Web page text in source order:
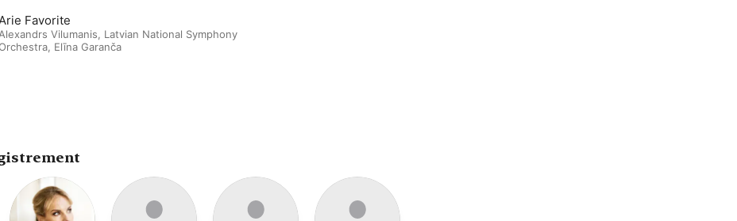
Favorite
Alexandrs Vilumanis, Latvian National Symphony
, Elīna Garanča